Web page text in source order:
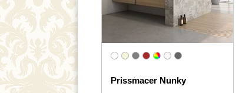
Prissmacer Nunky